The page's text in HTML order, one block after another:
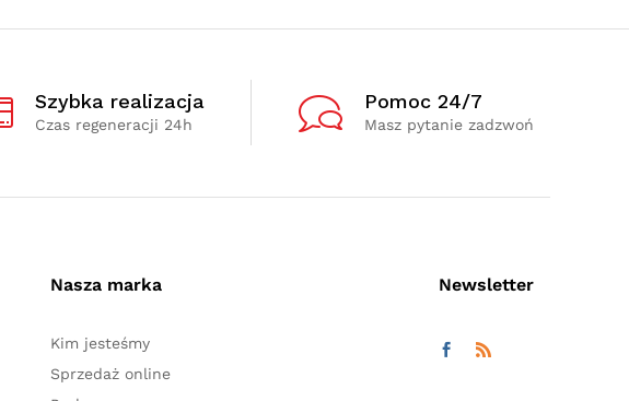
Szybka realizacja
Czas regeneracji 24h
Pomoc 24/7
Masz pytanie zadzwoń
Nasza marka
Kim jesteśmy
Sprzedaż online
Newsletter